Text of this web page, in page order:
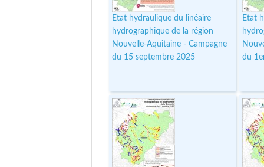
Etat hydraulique du linéaire
hydrographique de la région
Nouvelle-Aquitaine - Campagne
du 15 septembre 2025
Etat
du